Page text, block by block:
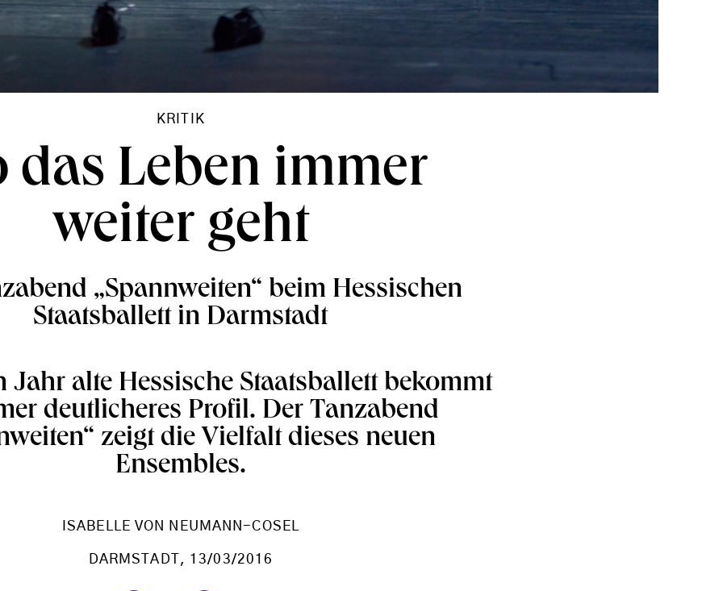
KRITIK
das Leben immer
weiter geht
„Spannweiten“ beim Hessischen
Staatsballett in Darmstadt
Jahr alte Hessische Staatsballett bekommt
deutlicheres Profil. Der Tanzabend
zeigt die Vielfalt dieses neuen
Ensembles.
ISABELLE VON NEUMANN-COSEL
DARMSTADT , 13/03/2016